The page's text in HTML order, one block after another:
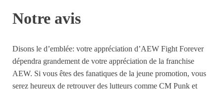
Notre avis
Disons le d’emblée: votre appréciation d’AEW Fight Forever
dépendra grandement de votre appréciation de la franchise
AEW. Si vous êtes des fanatiques de la jeune promotion, vous
serez heureux de retrouver des lutteurs comme CM Punk et